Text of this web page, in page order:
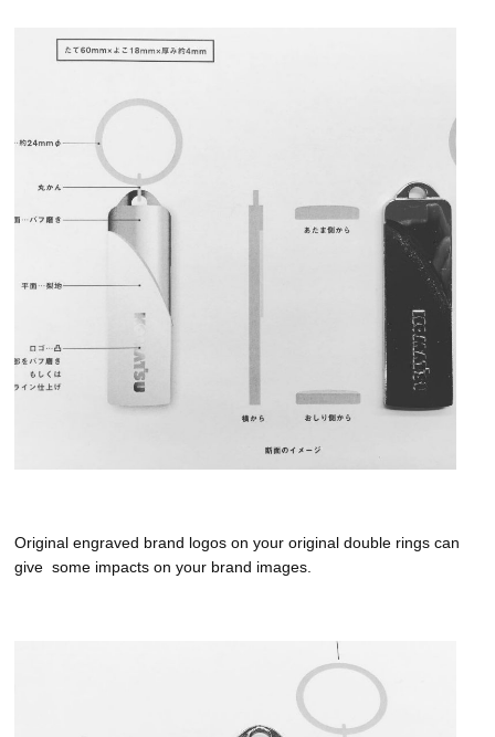
Original engraved brand logos on your original double rings can
give some impacts on your brand images.